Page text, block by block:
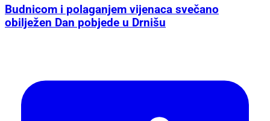
Budnicom i polaganjem vijenaca svečano
obilježen Dan pobjede u Drnišu